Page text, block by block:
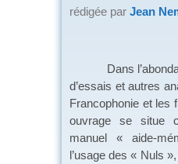
rédigée par Jean
Dans
d’essais et autres
Francophonie et les
ouvrage se situe
manuel « aide-
l’usage des « Nuls